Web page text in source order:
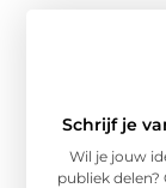
Schrijf je
Wil je jouw
publiek